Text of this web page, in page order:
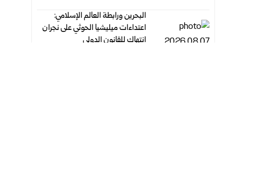
البحرين ورابطة العالم الإسلامي:
اعتداءات ميليشيا الحوثي على نجران
انتهاك‏ للقانون الدولي